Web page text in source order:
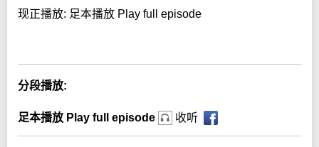
现正播放: 足本播放 Play full episode
分段播放:
足本播放 Play full episode 收听